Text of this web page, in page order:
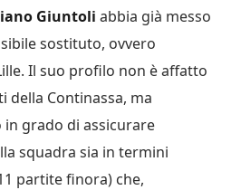
Giuntoli abbia già messo
sostituto, ovvero
Il suo profilo non è affatto
della Continassa, ma
grado di assicurare
squadra sia in termini
partite finora) che,